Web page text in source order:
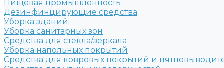
Пищевая промышленность
Дезинфинцирующие средства
Уборка зданий
Уборка санитарных зон
Средства для стекла/зеркала
Уборка напольных покрытий
Средства для ковровых покрытий и